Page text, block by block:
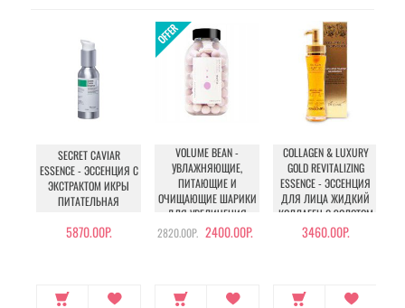
SECRET CAVIAR
ESSENCE - ЭССЕНЦИЯ С
ЭКСТРАКТОМ ИКРЫ
ПИТАТЕЛЬНАЯ
5870.00Р.
VOLUME BEAN -
УВЛАЖНЯЮЩИЕ,
ПИТАЮЩИЕ И
ОЧИЩАЮЩИЕ ШАРИКИ
ДЛЯ УВЕЛИЧЕНИЯ
ОБЪЕМА ГРУДИ И
2820.00Р. 2400.00Р.
COLLAGEN & LUXURY
GOLD REVITALIZING
ESSENCE - ЭССЕНЦИЯ
ДЛЯ ЛИЦА ЖИДКИЙ
КОЛЛАГЕН С ЗОЛОТОМ
3460.00Р.